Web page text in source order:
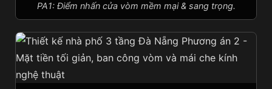
PA1: Điểm nhấn cửa vòm mềm mại & sang trọng.